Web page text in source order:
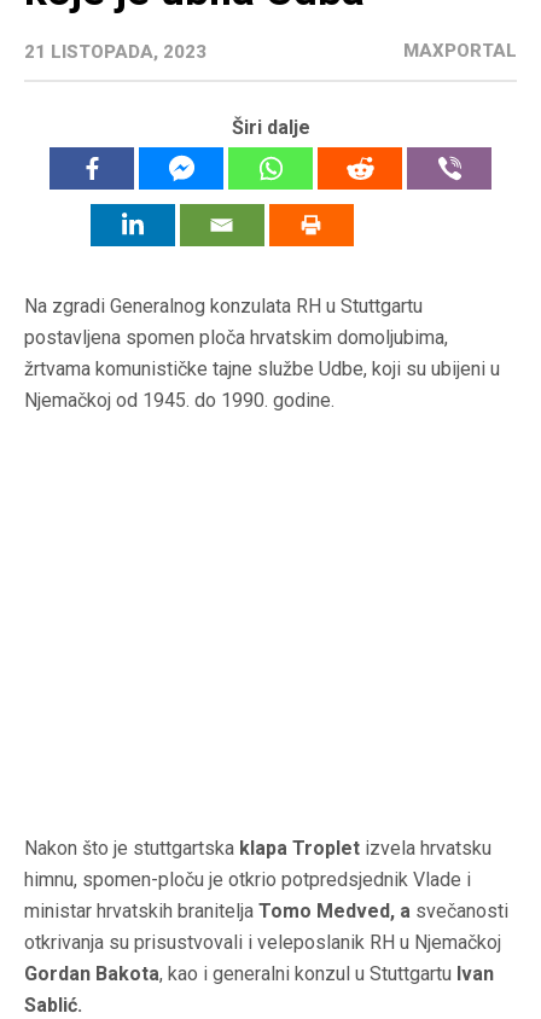
21 LISTOPADA, 2023 MAXPORTAL
Širi dalje
Na zgradi Generalnog konzulata RH u Stuttgartu
postavljena spomen ploča hrvatskim domoljubima,
žrtvama komunističke tajne službe Udbe, koji su ubijeni u
Njemačkoj od 1945. do 1990. godine.
Nakon što je stuttgartska klapa Troplet izvela hrvatsku
himnu, spomen-ploču je otkrio potpredsjednik Vlade i
ministar hrvatskih branitelja Tomo Medved, a svečanosti
otkrivanja su prisustvovali i veleposlanik RH u Njemačkoj
Gordan Bakota, kao i generalni konzul u Stuttgartu Ivan
Sablić.